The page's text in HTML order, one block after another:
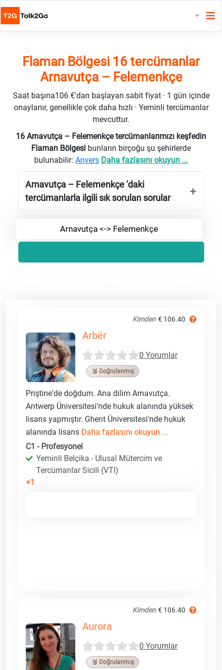
Flaman Bölgesi 16 tercümanlar
Arnavutça – Felemenkçe
Saat başına106 €'dan başlayan sabit fiyat · 1 gün içinde
onaylanır, genellikle çok daha hızlı · Yeminli tercümanlar
mevcuttur.
16 Arnavutça – Felemenkçe tercümanlarımızı keşfedin
Flaman Bölgesi bunların birçoğu şu şehirlerde
bulunabilir: Anvers Daha fazlasını okuyun ...
Arnavutça – Felemenkçe ’daki
tercümanlarla ilgili sık sorulan sorular
Arnavutça <-> Felemenkçe
Kimden € 106.40
Arbër
0 Yorumlar
🥉 Doğrulanmış
Priştine'de doğdum. Ana dilim Arnavutça.
Antwerp Üniversitesi'nde hukuk alanında yüksek
lisans yapmıştır. Ghent Üniversitesi'nde hukuk
alanında lisans Daha fazlasını okuyun ...
C1 - Profesyonel
Yeminli Belçika - Ulusal Mütercim ve
Tercümanlar Sicili (VTI)
+1
Kimden € 106.40
Aurora
0 Yorumlar
🥉 Doğrulanmış